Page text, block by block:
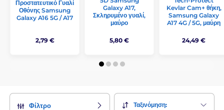
Προστατευτικό Γυαλί
Οθόνης Samsung
Galaxy A16 5G / A17
2,79 €
Galaxy A17,
Σκληρυμένο γυαλί,
μαύρο
5,80 €
Kevlar Cam+ θήκη,
Samsung Galaxy
A17 4G / 5G, μαύρη
24,49 €
Φίλτρο Ταξινόμηση: